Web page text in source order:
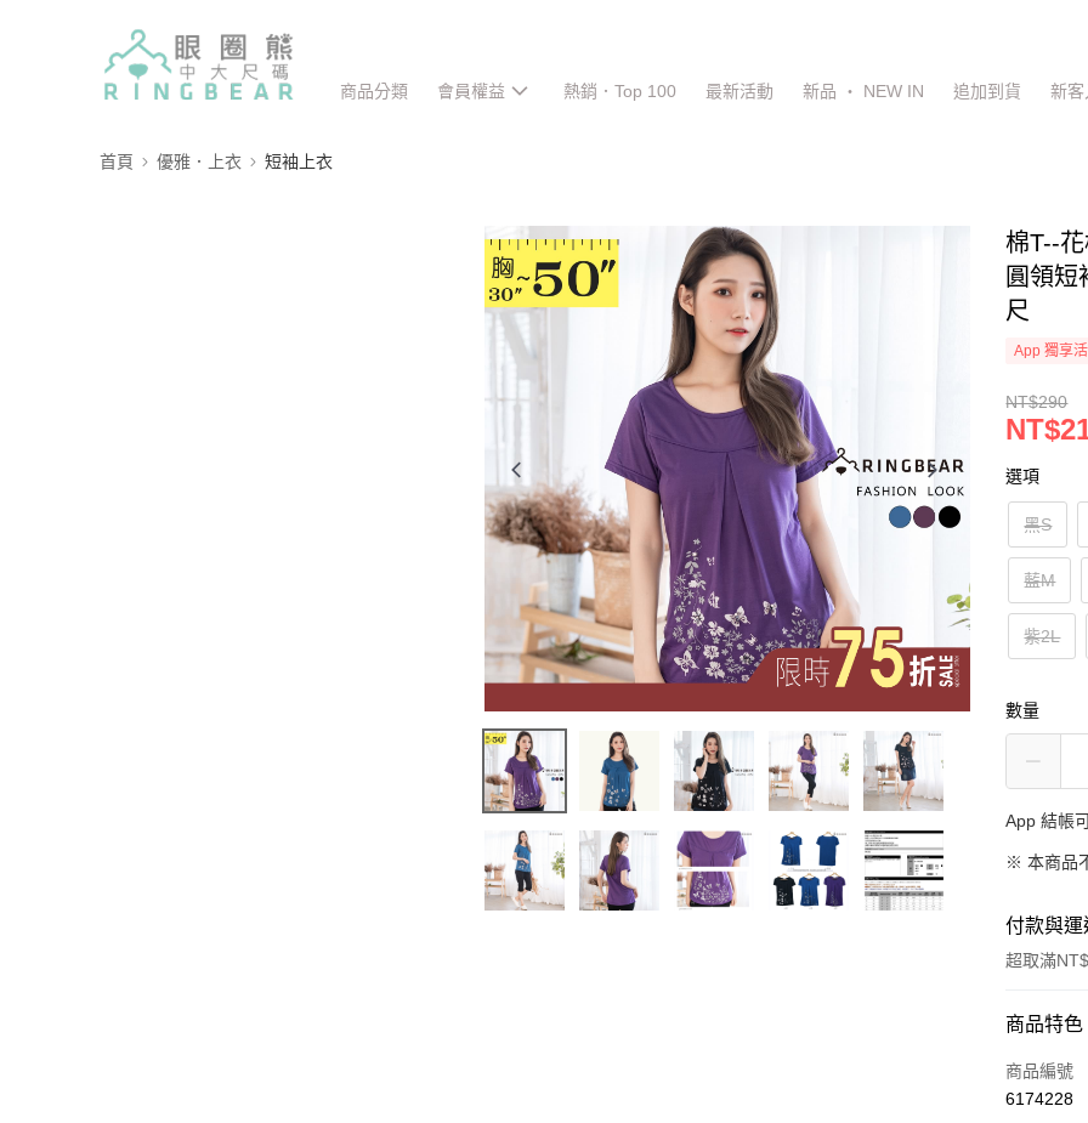
商品分類 會員權益 熱銷．Top 100 最新活動 新品 ‧ NEW IN 追加到貨 新客
首頁 優雅．上衣 短袖上衣
棉T--
圓領
尺
App 獨享
NT$290
選項
黑S
藍M
紫2L
數量
App 結帳
※ 本商品
付款與運
超取滿
付款方式
信用卡一次
商品特色
商品編號
6174228